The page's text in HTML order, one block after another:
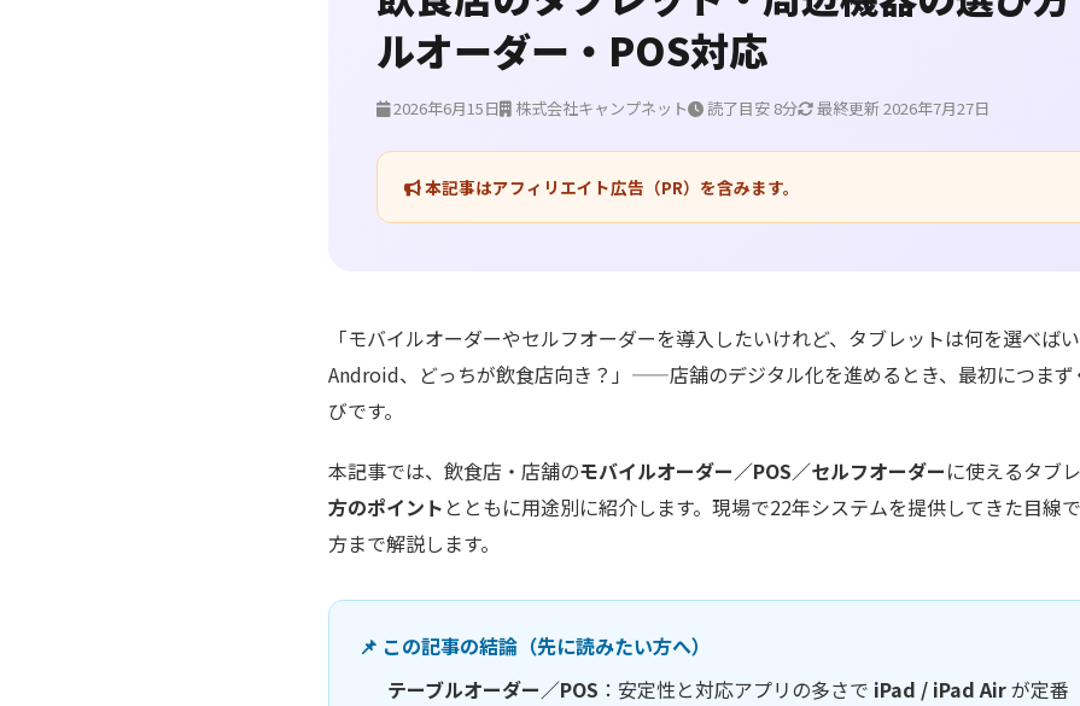
ルオーダー・POS対応
2026年6月15日 株式会社キャンプネット 読了目安 8分 最終更新 2026年7月27日
本記事はアフィリエイト広告（PR）を含みます。
「モバイルオーダーやセルフオーダーを導入したいけれど、タブレットは何を選べば
Android、どっちが飲食店向き？」——店舗のデジタル化を進めるとき、最初につまず
びです。
本記事では、飲食店・店舗のモバイルオーダー／POS／セルフオーダーに使えるタブ
方のポイント とともに用途別に紹介します。現場で22年システムを提供してきた目線
方まで解説します。
📌 この記事の結論（先に読みたい方へ）
テーブルオーダー／POS ：安定性と対応アプリの多さで iPad / iPad Airが定番